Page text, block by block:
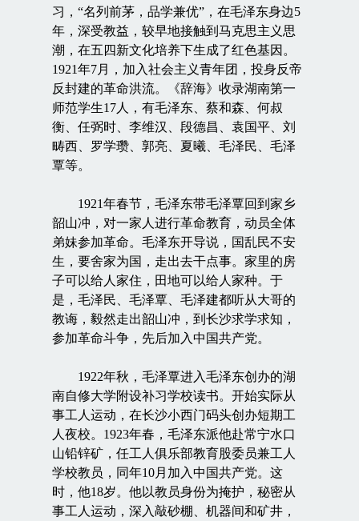
习，“名列前茅，品学兼优”，在毛泽东身边5
年，深受教益，较早地接触到马克思主义思
潮，在五四新文化培养下生成了红色基因。
1921年7月，加入社会主义青年团，投身反帝
反封建的革命洪流。《辞海》收录湖南第一
师范学生17人，有毛泽东、蔡和森、何叔
衡、任弼时、李维汉、段德昌、袁国平、刘
畴西、罗学瓒、郭亮、夏曦、毛泽民、毛泽
覃等。
1921年春节，毛泽东带毛泽覃回到家乡
韶山冲，对一家人进行革命教育，动员全体
弟妹参加革命。毛泽东开导说，国乱民不安
生，要舍家为国，走出去干点事。家里的房
子可以给人家住，田地可以给人家种。于
是，毛泽民、毛泽覃、毛泽建都听从大哥的
教诲，毅然走出韶山冲，到长沙求学求知，
参加革命斗争，先后加入中国共产党。
1922年秋，毛泽覃进入毛泽东创办的湖
南自修大学附设补习学校读书。开始实际从
事工人运动，在长沙小西门码头创办短期工
人夜校。1923年春，毛泽东派他赴常宁水口
山铅锌矿，任工人俱乐部教育股委员兼工人
学校教员，同年10月加入中国共产党。这
时，他18岁。他以教员身份为掩护，秘密从
事工人运动，深入敲砂棚、机器间和矿井，